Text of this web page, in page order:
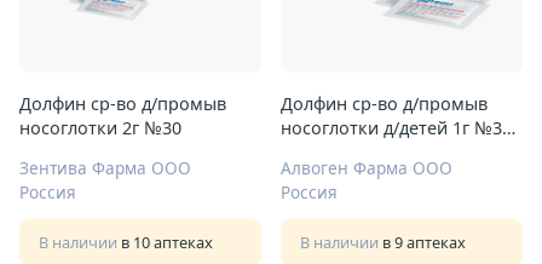
Долфин ср-во д/промыв
носоглотки 2г №30
Зентива Фарма ООО
Россия
В наличии в 10 аптеках
Долфин ср-во д/промыв
носоглотки д/детей 1г №30
Алвоген Фарма ООО
Россия
В наличии в 9 аптеках